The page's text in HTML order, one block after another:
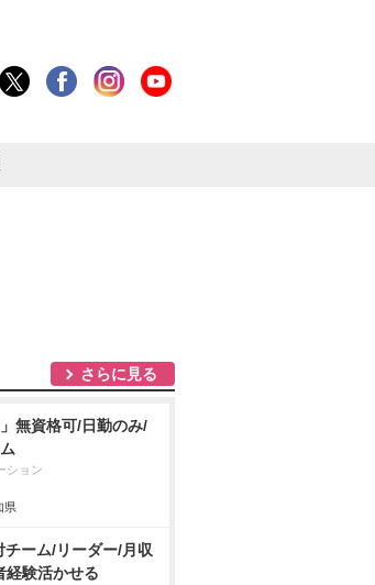
さらに見る
無資格可/日勤のみ/
ション
県
ーム/リーダー/月収
経験活かせる